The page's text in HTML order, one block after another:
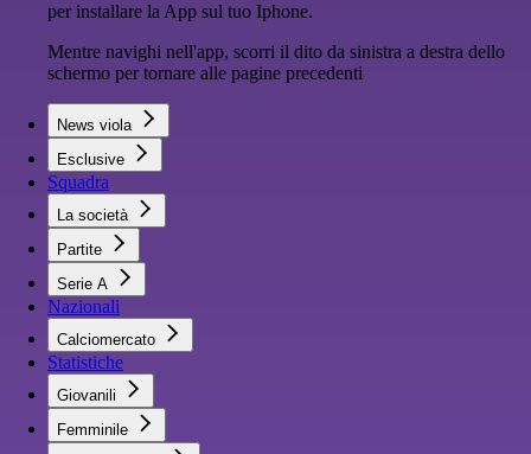
per installare la App sul tuo Iphone.
Mentre navighi nell'app, scorri il dito da sinistra a destra dello
schermo per tornare alle pagine precedenti
News viola
Esclusive
Squadra
La società
Partite
Serie A
Nazionali
Calciomercato
Statistiche
Giovanili
Femminile